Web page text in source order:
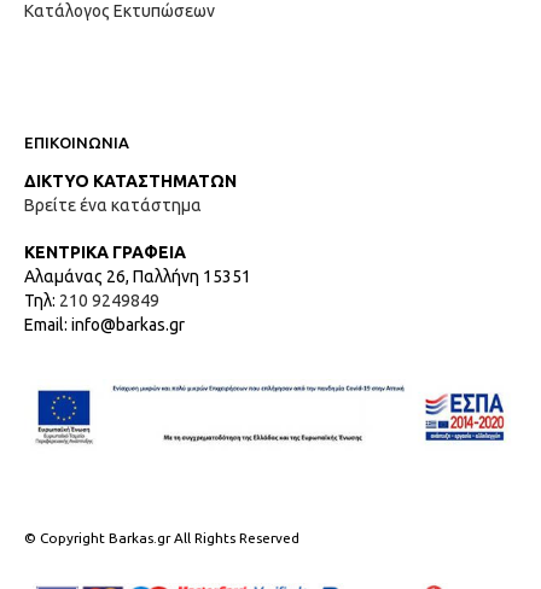
Κατάλογος Εκτυπώσεων
ΕΠΙΚΟΙΝΩΝΙΑ
ΔΙΚΤΥΟ ΚΑΤΑΣΤΗΜΑΤΩΝ
Βρείτε ένα κατάστημα
ΚΕΝΤΡΙΚΑ ΓΡΑΦΕΙΑ
Αλαμάνας 26, Παλλήνη 15351
Τηλ: 210 9249849
Email: info@barkas.gr
© Copyright Barkas.gr All Rights Reserved